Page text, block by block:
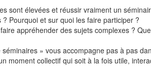
sont élevées et réussir vraiment un
? Pourquoi et sur quoi les faire participer ?
appréhender des sujets complexes ?
» vous accompagne pas à pas
moment collectif qui soit à la fois utile,